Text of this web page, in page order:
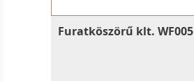
Furatköszörű klt. WF005